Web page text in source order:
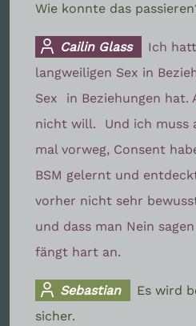
Wie konnte das
Cailin Glass
Ich
langweiligen Sex in
Sex
in Beziehungen hat.
nicht will.
Und ich muss
mal vorweg, Consent
BSM gelernt und
vorher nicht sehr
und dass man Nein
fängt hart an.
Sebastian
Es wird
sicher.